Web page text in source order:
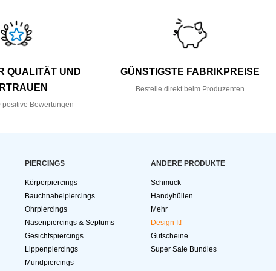
QUALITÄT UND
positive Bewertungen
GÜNSTIGSTE FABRIKPREISE
Bestelle direkt beim Produzenten
PIERCINGS
Körperpiercings
Bauchnabelpiercings
Ohrpiercings
Nasenpiercings & Septums
Gesichtspiercings
Lippenpiercings
Mundpiercings
ANDERE PRODUKTE
Schmuck
Handyhüllen
Mehr
Design It!
Gutscheine
Super Sale Bundles